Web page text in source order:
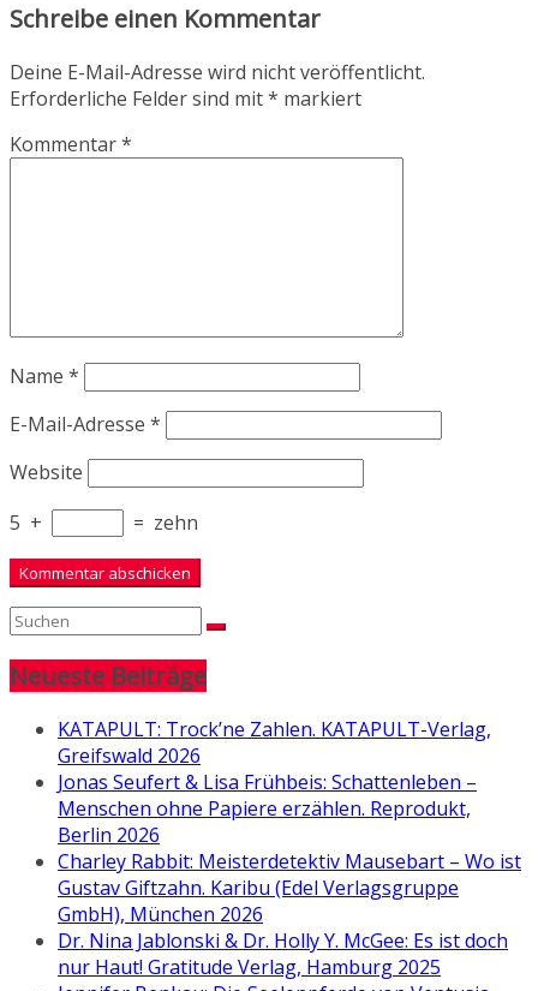
Schreibe einen Kommentar
Deine E-Mail-Adresse wird nicht veröffentlicht.
Erforderliche Felder sind mit* markiert
Kommentar*
Name *
E-Mail-Adresse *
Website
5 + = zehn
Neueste Beiträge
KATAPULT: Trock’ne Zahlen. KATAPULT-Verlag,
Greifswald 2026
Jonas Seufert & Lisa Frühbeis: Schattenleben –
Menschen ohne Papiere erzählen. Reprodukt,
Berlin 2026
Charley Rabbit: Meisterdetektiv Mausebart – Wo ist
Gustav Giftzahn. Karibu (Edel Verlagsgruppe
GmbH), München 2026
Dr. Nina Jablonski & Dr. Holly Y. McGee: Es ist doch
nur Haut! Gratitude Verlag, Hamburg 2025